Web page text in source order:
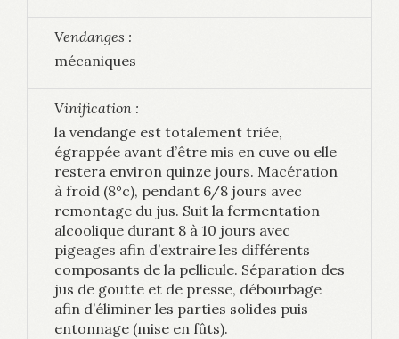
Vendanges :
mécaniques
Vinification :
la vendange est totalement triée,
égrappée avant d’être mis en cuve ou elle
restera environ quinze jours. Macération
à froid (8°c), pendant 6/8 jours avec
remontage du jus. Suit la fermentation
alcoolique durant 8 à 10 jours avec
pigeages afin d’extraire les différents
composants de la pellicule. Séparation des
jus de goutte et de presse, débourbage
afin d’éliminer les parties solides puis
entonnage (mise en fûts).